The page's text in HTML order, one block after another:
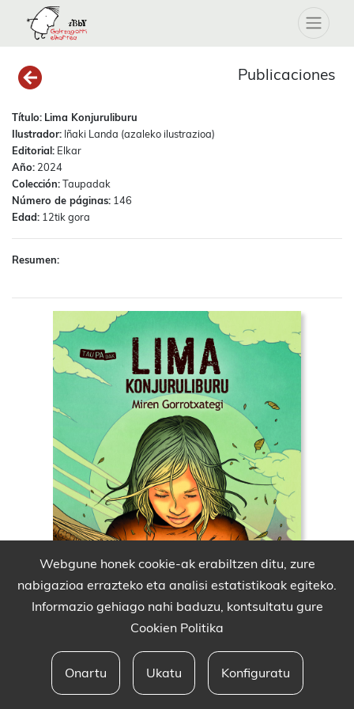
Publicaciones
Título: Lima Konjuruliburu
Ilustrador: Iñaki Landa (azaleko ilustrazioa)
Editorial: Elkar
Año: 2024
Colección:Taupadak
Número de páginas: 146
Edad: 12tik gora
Resumen:
Webgune honek cookie-ak erabiltzen ditu, zure
nabigazioa errazteko eta analisi estatistikoak egiteko.
Informazio gehiago nahi baduzu, kontsultatu gure
Cookien Politika
Onartu Ukatu Konfiguratu